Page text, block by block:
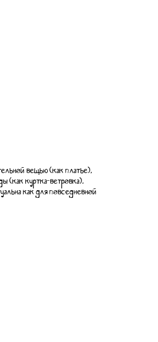
вещью (как платье),
(как куртка-ветровка).
как для повседневной